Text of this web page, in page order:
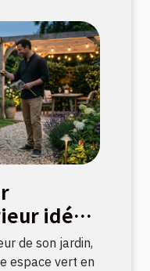
idéal
?de son jardin,
espace vert en